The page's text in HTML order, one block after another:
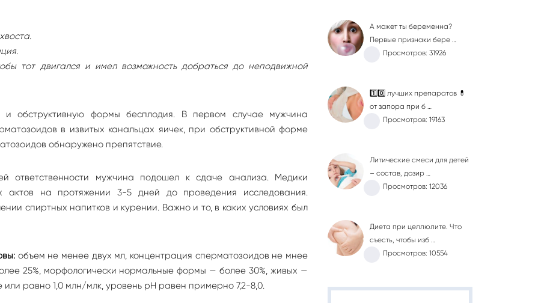
тот двигался и имел возможность добраться до неподвижной
обструктивную формы бесплодия. В первом случае мужчина
в извитых канальцах яичек, при обструктивной форме
обнаружено препятствие.
ответственности мужчина подошел к сдаче анализа. Медики
актов на протяжении 3-5 дней до проведения исследования.
спиртных напитков и курении. Важно и то, в каких условиях был
объем не менее двух мл, концентрация сперматозоидов не мнее
25%, морфологически нормальные формы — более 30%, живых —
или равно 1,0 млн/млк, уровень рН равен примерно 7,2-8,0.
А может ты беременна?
Первые признаки бере …
Просмотров: 31926
1️⃣0️⃣ лучших препаратов 💊
от запора при б …
Просмотров: 19163
Литические смеси для детей
– состав, дозир …
Просмотров: 12036
Диета при целлюлите. Что
съесть, чтобы изб …
Просмотров: 10554